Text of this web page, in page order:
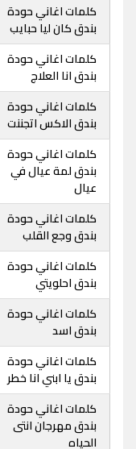
كلمات اغاني حودة
بندق كان ليا حبايب
كلمات اغاني حودة
بندق انا العلاج
كلمات اغاني حودة
بندق الاكس اتجننت
كلمات اغاني حودة
بندق لمة عيال في
عيال
كلمات اغاني حودة
بندق وجع القلب
كلمات اغاني حودة
بندق احلويتي
كلمات اغاني حودة
بندق اسد
كلمات اغاني حودة
بندق يا ابني انا خطر
كلمات اغاني حودة
بندق مهرجان انتى
الحياه